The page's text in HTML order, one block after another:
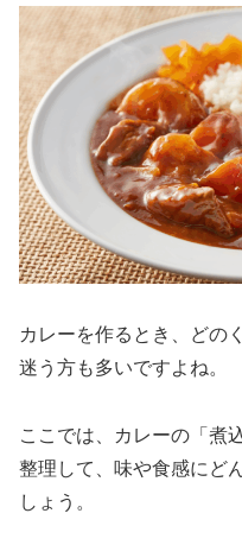
カレーを作るとき、どの
迷う方も多いですよね。
ここでは、カレーの「煮
整理して、味や食感にど
しょう。